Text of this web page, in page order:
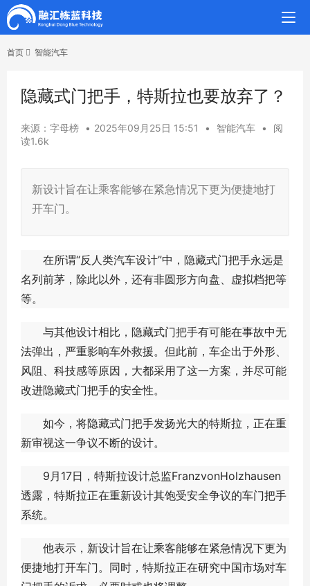
首页 智能汽车
隐藏式门把手，特斯拉也要放弃了？
来源：字母榜 • 2025年09月25日 15:51 • 智能汽车 •
阅
读1.6k
新设计旨在让乘客能够在紧急情况下更为便捷地打
开车门。
在所谓“反人类汽车设计”中，隐藏式门把手永远是
名列前茅，除此以外，还有非圆形方向盘、虚拟档把等
等。
与其他设计相比，隐藏式门把手有可能在事故中无
法弹出，严重影响车外救援。但此前，车企出于外形、
风阻、科技感等原因，大都采用了这一方案，并尽可能
改进隐藏式门把手的安全性。
如今，将隐藏式门把手发扬光大的特斯拉，正在重
新审视这一争议不断的设计。
9月17日，特斯拉设计总监FranzvonHolzhausen
透露，特斯拉正在重新设计其饱受安全争议的车门把手
系统。
他表示，新设计旨在让乘客能够在紧急情况下更为
便捷地打开车门。同时，特斯拉正在研究中国市场对车